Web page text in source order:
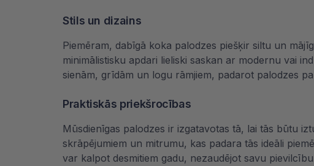
Stils un dizains
Piemēram, dabīgā koka palodzes piešķir siltu un
minimālistisku apdari lieliski saskan ar modernu vai
sienām, grīdām un logu rāmjiem, padarot palodzes
Praktiskās priekšrocības
Mūsdienīgas palodzes ir izgatavotas tā, lai tās būtu
skrāpējumiem un mitrumu, kas padara tās ideāli
var kalpot desmitiem gadu, nezaudējot savu